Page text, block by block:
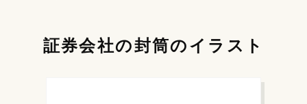
証券会社の封筒のイラスト